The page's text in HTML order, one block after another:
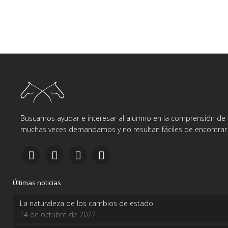
Buscamos ayudar e interesar al alumno en la comprensión
muchas veces demandamos y no resultan fáciles de encontrar.
Últimas noticias
La naturaleza de los cambios de estado
14 de octubre de 2022